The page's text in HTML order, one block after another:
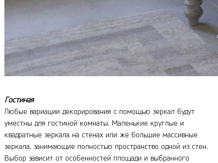
Гостиная
Любые вариации декорирования с помощью зеркал будут
уместны для гостиной комнаты. Маленькие круглые и
квадратные зеркала на стенах или же большие массивные
зеркала, занимающие полностью пространство одной из стен.
Выбор зависит от особенностей площади и выбранного